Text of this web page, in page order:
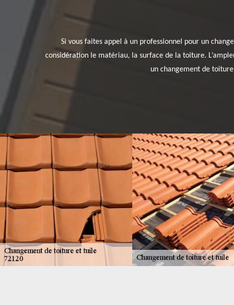
Si vous faites appel à un professionnel pour un
considération le matériau, la surface de la toiture.
un changement de